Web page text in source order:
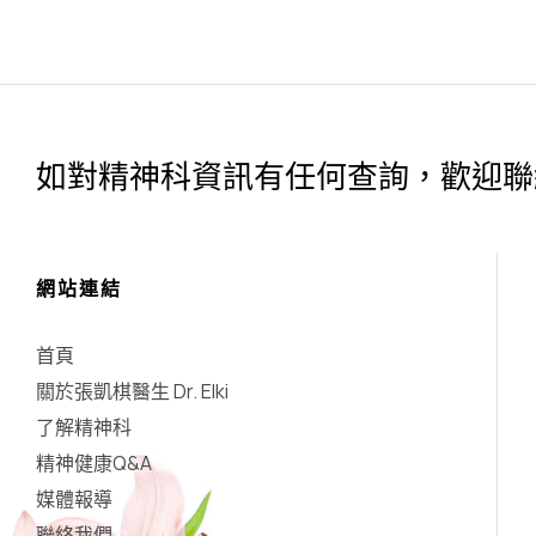
如對精神科資訊有任何查詢，歡迎
網站連結
首頁
關於張凱棋醫生 Dr. Elki
了解精神科
精神健康Q&A
媒體報導